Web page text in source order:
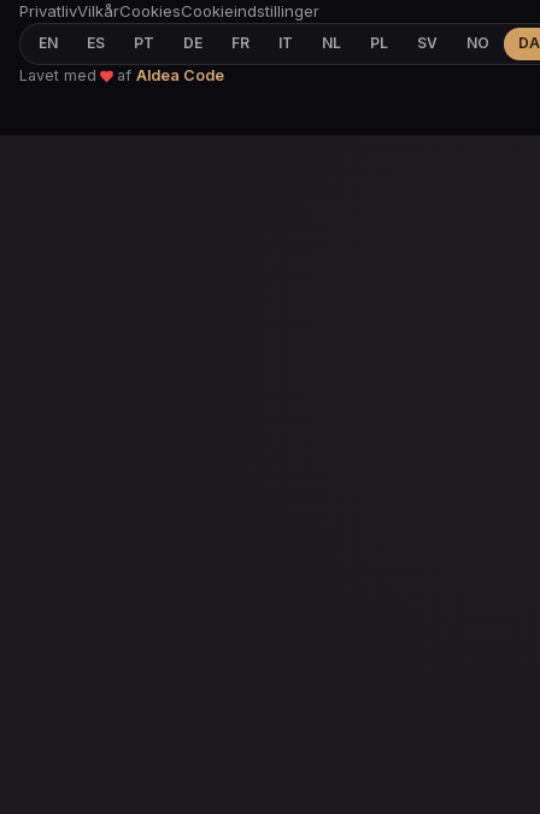
PrivatlivVilkårCookiesCookieindstillinger
EN ES PT DE FR IT NL PL SV NO
DA
Lavet med
af Aldea Code